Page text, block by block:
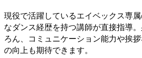
現役で活躍しているエイベックス専
なダンス経歴を持つ講師が直接指導
ろん、コミュニケーション能力や挨
の向上も期待できます。